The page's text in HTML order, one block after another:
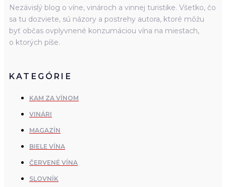
Nezávislý blog o víne, vinároch a vinnej turistike. Všetko, čo
sa tu dozviete, sú názory a postrehy autora, ktoré môžu
byť občas ovplyvnené konzumáciou vína na miestach,
o ktorých píše.
KATEGÓRIE
KAM ZA VÍNOM
VINÁRI
MAGAZÍN
BIELE VÍNA
ČERVENÉ VÍNA
SLOVNÍK